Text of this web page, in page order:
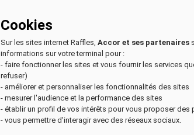
Cookies
Sur les sites internet Raffles, Accor et ses partenaires
informations sur votre terminal pour :
- faire fonctionner les sites et vous fournir les services
refuser)
- améliorer et personnaliser les fonctionnalités des sites
- mesurer l'audience et la performance des sites
- établir un profil de vos intérêts pour vous proposer des
- vous permettre d'interagir avec des réseaux sociaux.